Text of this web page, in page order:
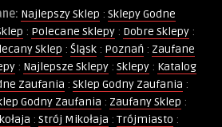
Najlepszy Sklep : Sklepy Godne
: Polecane Sklepy : Dobre Sklepy :
Sklep : Śląsk : Poznań : Zaufane
: Najlepsze Sklepy: Sklepy: Katalog
Zaufania : Sklep Godny Zaufania :
Godny Zaufania : Zaufany Sklep :
: Strój Mikołaja : Trójmiasto :